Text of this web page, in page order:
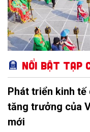
Nổi bật Tạp
Phát triển kinh tế
tăng trưởng của
mới